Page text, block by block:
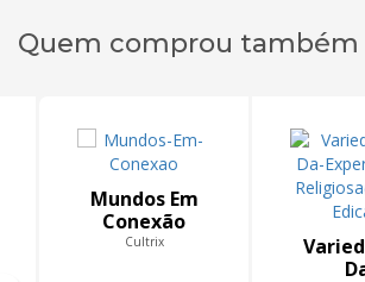
Quem comprou
Mundos Em
Conexão
Cultrix